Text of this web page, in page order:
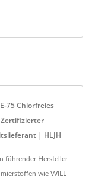
75 Chlorfreies
Zertifizierter
| HLJH
führender Hersteller
wie WILL